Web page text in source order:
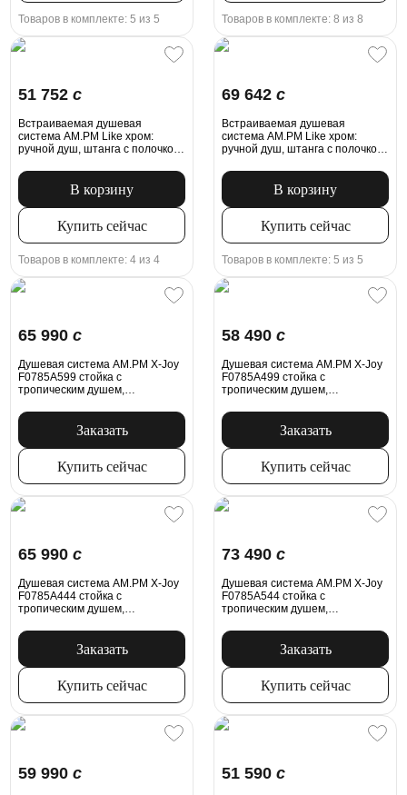
Товаров в комплекте: 5 из 5 Товаров в комплекте: 8 из 8
51 752 c
Встраиваемая душевая
система AM.PM Like хром:
ручной душ, штанга с полочкой,
В корзину
Купить сейчас
Товаров в комплекте: 4 из 4
69 642 c
Встраиваемая душевая
система AM.PM Like хром:
ручной душ, штанга с полочкой,
В корзину
Купить сейчас
Товаров в комплекте: 5 из 5
65 990 c
Душевая система AM.PM X-Joy
F0785A599 стойка с
тропическим душем,
изливом, золото
Заказать
Купить сейчас
58 490 c
Душевая система AM.PM X-Joy
F0785A499 стойка с
тропическим душем,
золото
Заказать
Купить сейчас
65 990 c
Душевая система AM.PM X-Joy
F0785A444 стойка с
тропическим душем,
розовое золото
Заказать
Купить сейчас
73 490 c
Душевая система AM.PM X-Joy
F0785A544 стойка с
тропическим душем,
изливом, розовое золото
Заказать
Купить сейчас
59 990 c 51 590 c